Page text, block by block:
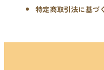
特定商取引法に基づ